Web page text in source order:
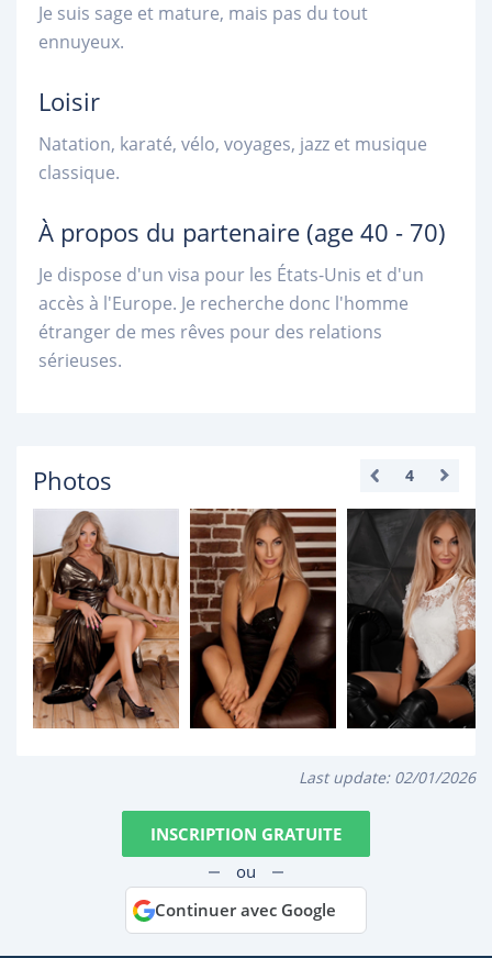
Je suis sage et mature, mais pas du tout
ennuyeux.
Loisir
Natation, karaté, vélo, voyages, jazz et musique
classique.
À propos du partenaire (age 40 - 70)
Je dispose d'un visa pour les États-Unis et d'un
accès à l'Europe. Je recherche donc l'homme
étranger de mes rêves pour des relations
sérieuses.
Photos 4
Last update: 02/01/2026
INSCRIPTION GRATUITE
ou
Continuer avec Google